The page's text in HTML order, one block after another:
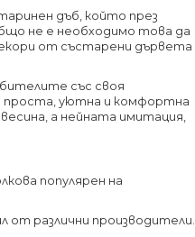
дъб, който през
не е необходимо това да
от състарени дървета
със своя
проста, уютна и комфортна
а нейната имитация,
популярен на
от различни производители.